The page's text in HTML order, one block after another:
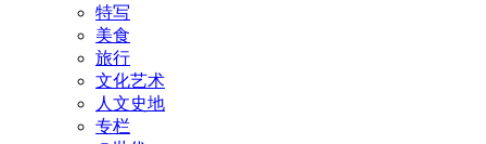
特写
美食
旅行
文化艺术
人文史地
专栏